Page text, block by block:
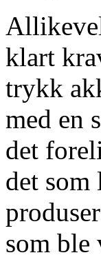
klart
trykk
med en
det
det som
som ble